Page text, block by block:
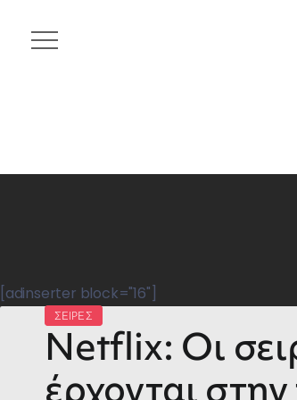
[adinserter block="16"]
ΣΕΙΡΕΣ
Netflix: Οι
έρχονται